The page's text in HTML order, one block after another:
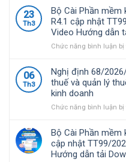
23
Th3
Bộ Cài Phần mềm
R4.1 cập nhật
Video Hướng dẫn
Chức năng bình luận bị
06
Th3
Nghị định 68/
thuế và quản lý
kinh doanh
Chức năng bình luận bị
Bộ Cài Phần mềm
cập nhật TT99/
Hướng dẫn tải